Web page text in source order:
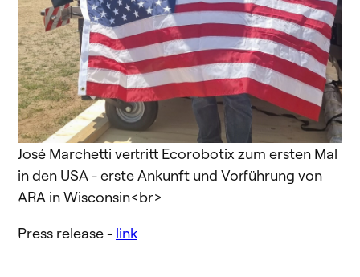
José Marchetti vertritt Ecorobotix zum ersten Mal
in den USA - erste Ankunft und Vorführung von
ARA in Wisconsin<br>
Press release - link